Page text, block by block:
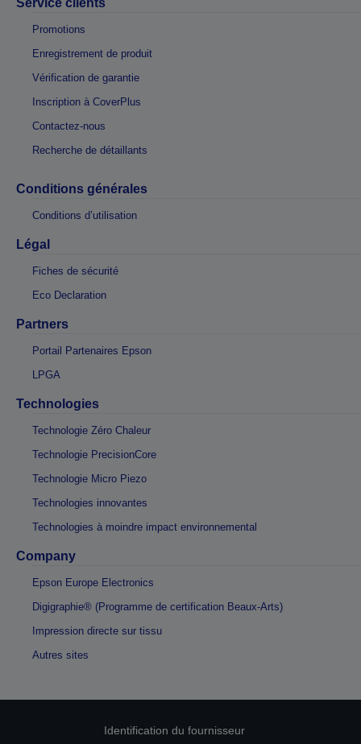
Service clients
Promotions
Enregistrement de produit
Vérification de garantie
Inscription à CoverPlus
Contactez-nous
Recherche de détaillants
Conditions générales
Conditions d’utilisation
Légal
Fiches de sécurité
Eco Declaration
Partners
Portail Partenaires Epson
LPGA
Technologies
Technologie Zéro Chaleur
Technologie PrecisionCore
Technologie Micro Piezo
Technologies innovantes
Technologies à moindre impact environnemental
Company
Epson Europe Electronics
Digigraphie® (Programme de certification Beaux-Arts)
Impression directe sur tissu
Autres sites
Identification du fournisseur